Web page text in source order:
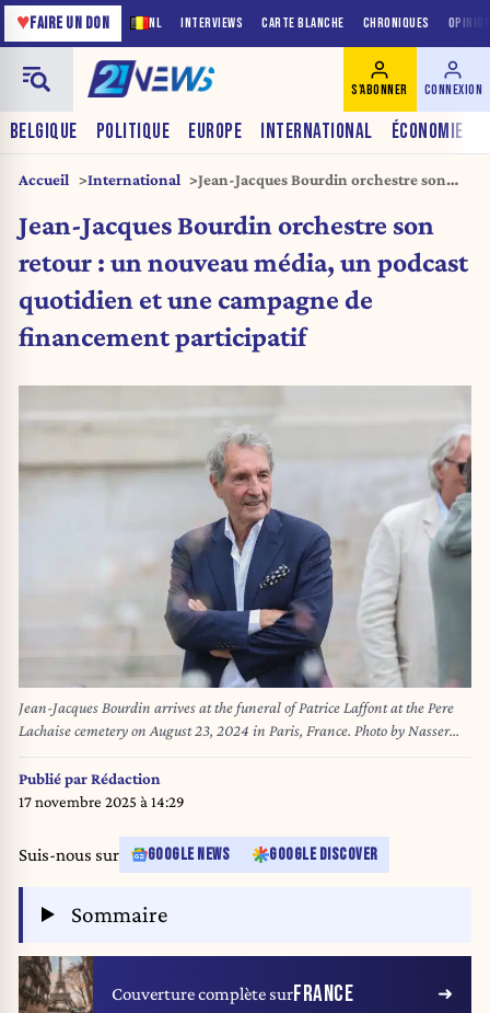
NL INTERVIEWS CARTE BLANCHE CHRONIQUES
♥FAIRE UN DON
BELGIQUE POLITIQUE EUROPE INTERNATIONAL ÉCONOMIE
S'ABONNER CONNEXION
Accueil International
Jean-Jacques Bourdin orchestre son
quotidien et une campagne de
financement participatif
Jean-Jacques Bourdin orchestre son
retour : un nouveau média, un podcast
quotidien et une campagne de
financement participatif
Jean-Jacques Bourdin arrives at the funeral of Patrice Laffont at the Pere
Lachaise cemetery on August 23, 2024 in Paris, France. Photo by Nasser
Berzane/ABACAPRESS.COM
Publié parRédaction
17 novembre 2025 à 14:29
Suis-nous sur GOOGLE NEWS GOOGLE DISCOVER
Sommaire
Couverture complète surFRANCE